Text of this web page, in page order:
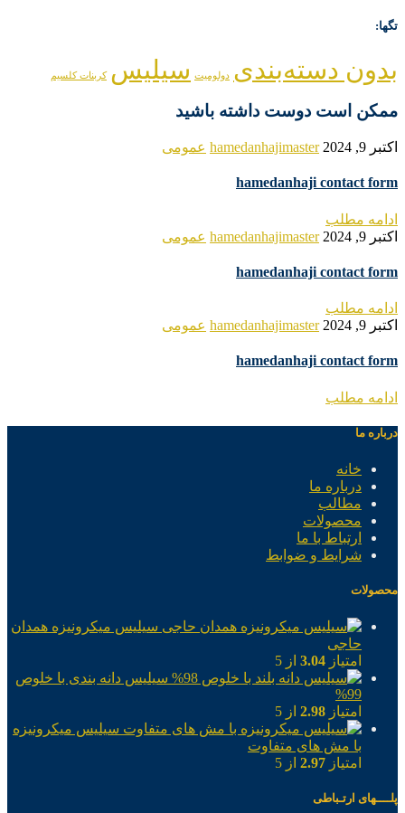
تگها:
بدون دسته‌بندی دولومیت سیلیس کربنات کلسیم
ممکن است دوست داشته باشید
اکتبر 9, 2024 hamedanhajimaster عمومی
hamedanhaji contact form
ادامه مطلب
اکتبر 9, 2024
hamedanhajimaster عمومی
hamedanhaji contact form
ادامه مطلب
اکتبر 9, 2024
hamedanhajimaster عمومی
hamedanhaji contact form
ادامه مطلب
درباره ما
خانه
درباره ما
مطالب
محصولات
ارتباط با ما
شرایط و ضوابط
محصولات
سیلیس میکرونیزه همدان
حاجی
امتیاز 3.04 از 5
سیلیس دانه بندی با خلوص
99%
امتیاز 2.98 از 5
سیلیس میکرونیزه
با مش های متفاوت
امتیاز 2.97 از 5
پلــــهای ارتـباطی